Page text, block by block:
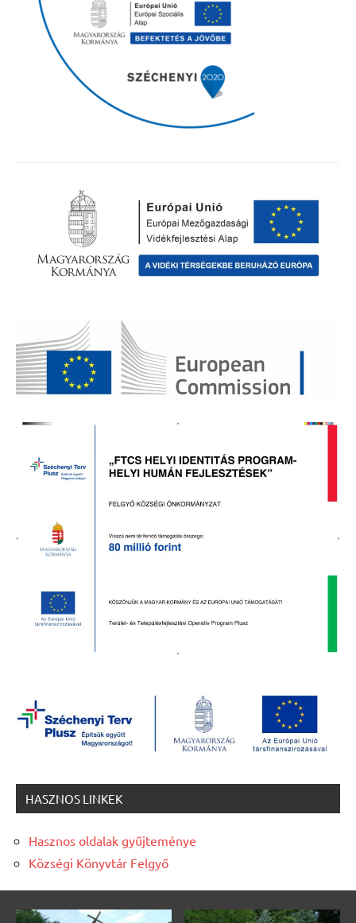
HASZNOS LINKEK
Hasznos oldalak gyűjteménye
Községi Könyvtár Felgyő